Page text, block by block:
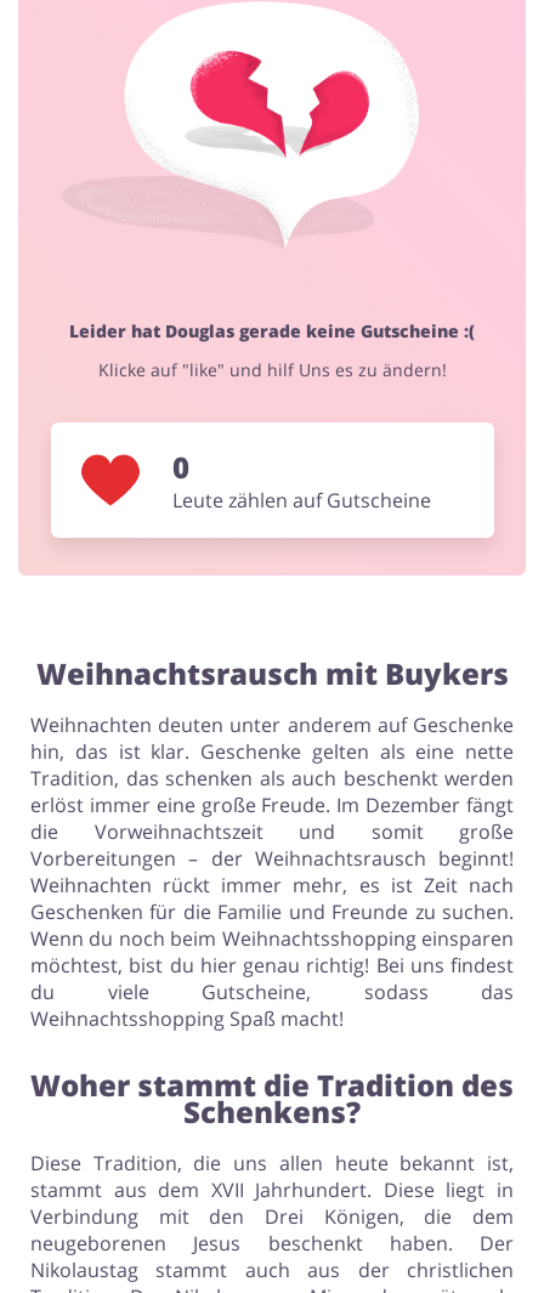
Mode & Accessoires Schmuck & Uhren
Leider hat Douglas gerade keine Gutscheine :(
Klicke auf "like" und hilf Uns es zu ändern!
0
Leute zählen auf Gutscheine
Weihnachtsrausch mit Buykers
Weihnachten deuten unter anderem auf Geschenke
hin, das ist klar. Geschenke gelten als eine nette
Tradition, das schenken als auch beschenkt werden
erlöst immer eine große Freude. Im Dezember fängt
die Vorweihnachtszeit und somit große
Vorbereitungen – der Weihnachtsrausch beginnt!
Weihnachten rückt immer mehr, es ist Zeit nach
Geschenken für die Familie und Freunde zu suchen.
Wenn du noch beim Weihnachtsshopping einsparen
möchtest, bist du hier genau richtig! Bei uns findest
du viele Gutscheine, sodass das
Weihnachtsshopping Spaß macht!
Woher stammt die Tradition des
Schenkens?
Diese Tradition, die uns allen heute bekannt ist,
stammt aus dem XVII Jahrhundert. Diese liegt in
Verbindung mit den Drei Königen, die dem
neugeborenen Jesus beschenkt haben. Der
Nikolaustag stammt auch aus der christlichen